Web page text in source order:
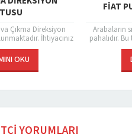
bir
COMBO ÇIKMA
Huzur Oto’da Combo
satışımız bulunmaktadır.
performansının
parça bulunmaktadır. Bu
bakımları genel araç
YORUMLARI